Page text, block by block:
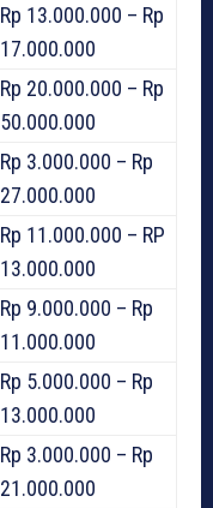
Rp 13.000.000 – Rp
17.000.000
Rp 20.000.000 – Rp
50.000.000
Rp 3.000.000 – Rp
27.000.000
Rp 11.000.000 – RP
13.000.000
Rp 9.000.000 – Rp
11.000.000
Rp 5.000.000 – Rp
13.000.000
Rp 3.000.000 – Rp
21.000.000